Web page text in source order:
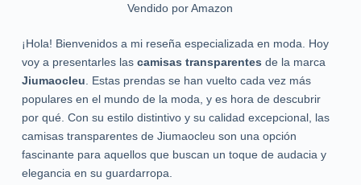
Vendido por Amazon
¡Hola! Bienvenidos a mi reseña especializada en moda. Hoy
voy a presentarles las camisas transparentes de la marca
Jiumaocleu . Estas prendas se han vuelto cada vez más
populares en el mundo de la moda, y es hora de descubrir
por qué. Con su estilo distintivo y su calidad excepcional, las
camisas transparentes de Jiumaocleu son una opción
fascinante para aquellos que buscan un toque de audacia y
elegancia en su guardarropa.